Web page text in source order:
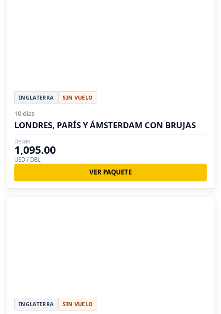
INGLATERRA SIN VUELO
10 días
LONDRES, PARÍS Y ÁMSTERDAM CON BRUJAS
Desde
1,095.00
USD / DBL
VER PAQUETE
INGLATERRA SIN VUELO